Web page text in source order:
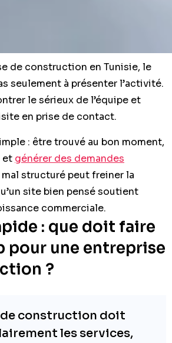
de construction en Tunisie, le
seulement à présenter l’activité.
le sérieux de l’équipe et
en prise de contact.
: être trouvé au bon moment,
et générer des demandes
mal structuré peut freiner la
site bien pensé soutient
commerciale.
: que doit faire
pour une entreprise
?
construction doit
les services,